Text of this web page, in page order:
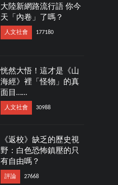
大陸新網路流行語 你今
天「內卷」了嗎？
人文社會 177180
恍然大悟！這才是《山
海經》裡「怪物」的真
面目……
人文社會 30988
《返校》缺乏的歷史視
野：白色恐怖鎮壓的只
有自由嗎？
評論 27668